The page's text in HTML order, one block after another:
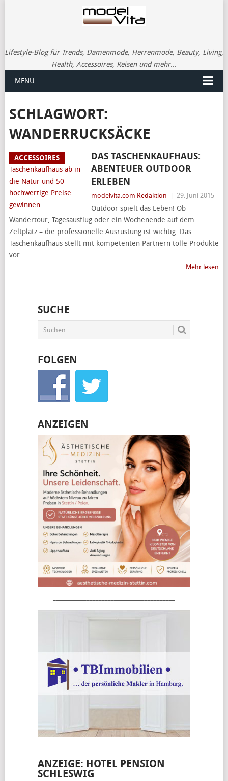
Lifestyle-Blog für Trends, Damenmode, Herrenmode, Beauty, Living,
Health, Accessoires, Reisen und mehr...
MENU
SCHLAGWORT:
WANDERRUCKSÄCKE
ACCESSOIRES
DAS TASCHENKAUFHAUS:
ABENTEUER OUTDOOR
ERLEBEN
modelvita.com Redaktion 29. Juni 2015
Outdoor spielt das Leben! Ob
Wandertour, Tagesausflug oder ein Wochenende auf dem
Zeltplatz – die professionelle Ausrüstung ist wichtig. Das
Taschenkaufhaus stellt mit kompetenten Partnern tolle Produkte
vor
Mehr lesen
SUCHE
FOLGEN
ANZEIGEN
ANZEIGE: HOTEL PENSION
SCHLESWIG